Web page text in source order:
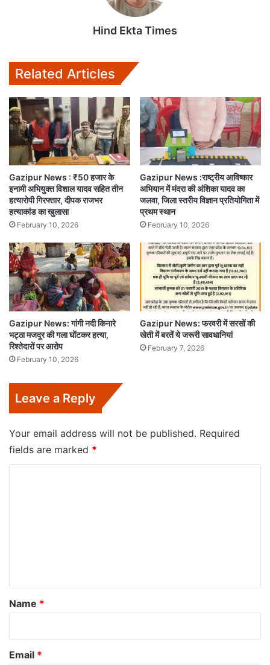
Hind Ekta Times
Related Articles
Gazipur News : ₹50 हजार के
इनामी अभियुक्त विशाल यादव सहित तीन
हत्यारोपी गिरफ्तार, दीपक राजभर
हत्याकांड का खुलासा
February 10, 2026
Gazipur News :राष्ट्रीय आविष्कार
अभियान में मंदरा की अंशिका यादव का
जलवा, जिला स्तरीय विज्ञान प्रतियोगिता में
प्रथम स्थान
February 10, 2026
Gazipur News: गांगी नदी किनारे
भट्ठा मजदूर की गला घोंटकर हत्या,
रिश्तेदारों पर आरोप
February 10, 2026
Gazipur News: फरवरी में सरसों की
खेती में बरतें ये जरूरी सावधानियां
February 7, 2026
Leave a Reply
Your email address will not be published. Required
fields are marked *
*
Name *
Email *